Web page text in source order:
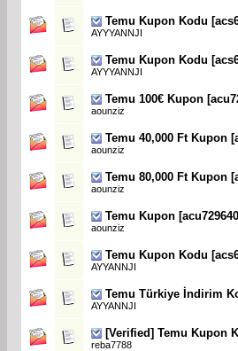
Temu Kupon Kodu
AYYYANNJI
Temu Kupon Kodu
AYYYANNJI
Temu 100€ Kupon
aounziz
Temu 40,000 Ft Kupon
aounziz
Temu 80,000 Ft Kupon
aounziz
Temu Kupon
aounziz
Temu Kupon Kodu
AYYANNJI
Temu Türkiye İndirim
AYYANNJI
[Verified] Temu Kupon
reba7788